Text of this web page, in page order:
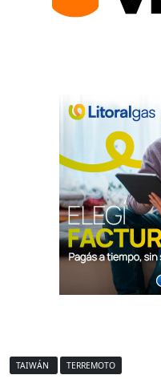
TAIWÁN TERREMOTO